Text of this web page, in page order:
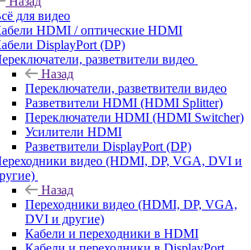
для видео
HDMI / оптические HDMI
DisplayPort (DP)
разветвители видео
Назад
Переключатели, разветвители видео
Разветвители HDMI (HDMI Splitter)
Переключатели HDMI (HDMI Switcher)
Усилители HDMI
Разветвители DisplayPort (DP)
видео (HDMI, DP, VGA, DVI и
Назад
Переходники видео (HDMI, DP, VGA,
DVI и другие)
Кабели и переходники в HDMI